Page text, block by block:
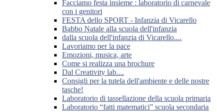
Facciamo festa insieme : laboratorio di carnevale
con i genitori
FESTA dello SPORT - Infanzia di Vicarello
Babbo Natale alla scuola dell'infanzia
dalla scuola dell'infanzia di Vicarello....
Lavoriamo per la pace
Emozioni, musica, arte
Come si realizza una brochure
Dal Creativity lab....
Consigli per la tutela dell'ambiente e delle nostre
tasche!
Laboratorio di tassellazione della scuola primaria
Laboratorio “fatti matematici” scuola secondaria